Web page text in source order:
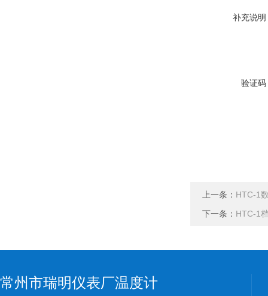
补充说明
验证码
上一条： HTC-1
下一条： HTC-1
常州市瑞明仪表厂温度计